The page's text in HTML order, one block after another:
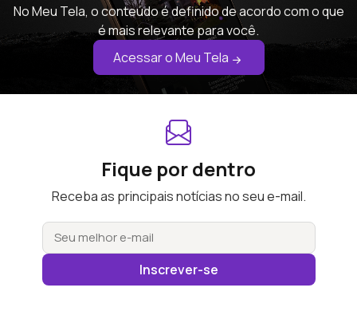
No Meu Tela, o conteúdo é definido de acordo com o que
é mais relevante para você.
Acessar o Meu Tela
Fique por dentro
Receba as principais notícias no seu e-mail.
Inscrever-se